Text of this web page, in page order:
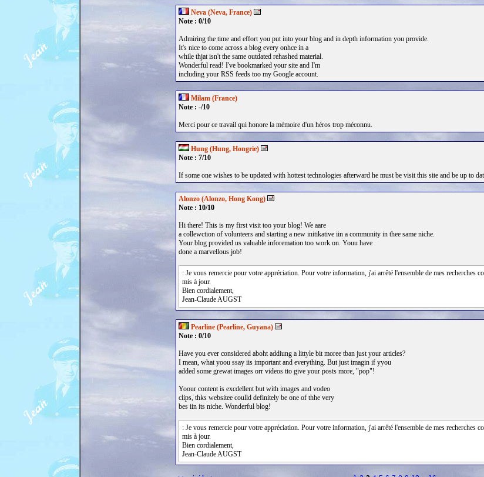
Neva (Neva, France)
Note : 0/10
Admiring the time and effort you put into your blog and in depth information you provide.
It's nice to come across a blog every onhce in a
while thjat isn't the same outdated rehashed material.
Wonderful read! I've bookmarked your site and I'm
including your RSS feeds too my Google account.
Milam (France)
Note : -/10
Merci pour ce travail qui honore la mémoire d'un héros trop méconnu.
Hung (Hung, Hongrie)
Note : 7/10
If some one wishes to be updated with hottest technologies afterward he must be visit this site and be up to
Alonzo (Alonzo, Hong Kong)
Note : 10/10
Hi there! This is my first visit too your blog! We aare
a collewction of volunteers and starting a new initikative iin a community in thee same niche.
Your blog provided us valuable inforemation too work on. Youu have
done a marvellous job!
: Je vous remercie pour votre appréciation. Pour votre information, j'ai arrêté l'ensemble de mes recherches
mis à jour.
Bien cordialement,
Jean-Claude AUGST
Pearline (Pearline, Guyana)
Note : 0/10
Have you ever considered aboht addiung a littyle bit moree tban just your articles?
I mean, what yoou ssay iis important and everything. But just imagin if yyou
added some grewat images orr videos tto give your posts more, "pop"!
Yoour content is excdellent but with images and vodeo
clips, thks websitee coulld definitely be one of thhe very
bes iin its niche. Wonderful blog!
: Je vous remercie pour votre appréciation. Pour votre information, j'ai arrêté l'ensemble de mes recherches
mis à jour.
Bien cordialement,
Jean-Claude AUGST